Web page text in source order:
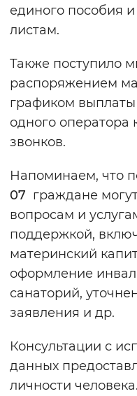
Монохромный
Воспроизвести
единого пособия
листам.
Также поступило
распоряжением
графиком
одного оператора
звонков.
Напоминаем, что
07 граждане
вопросам и
поддержкой,
материнский
оформление
санаторий,
заявления и др.
Консультации с
данных
личности человека.